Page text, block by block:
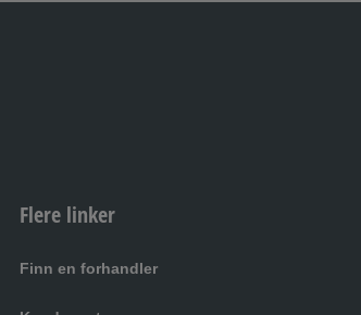
Flere linker
Finn en forhandler